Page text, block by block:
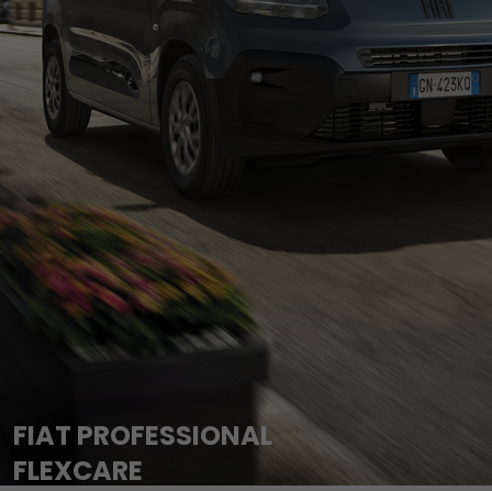
FIAT PROFESSIONAL
FLEXCARE